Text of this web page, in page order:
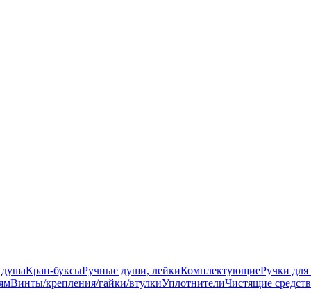
Кран-буксыРучные души, лейкиКомплектующиеРучки для
Винты/крепления/гайки/втулкиУплотнителиЧистящие